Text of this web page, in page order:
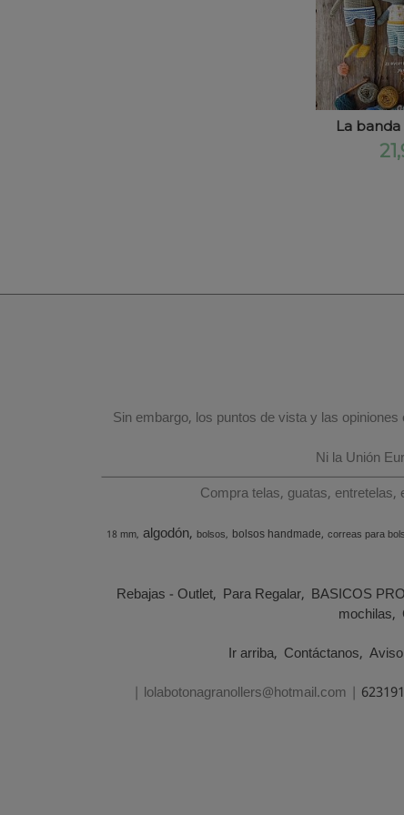
La
Sin embargo, los puntos de vista y las
Ni la Unión
Compra telas, guatas,
18 mm algodón bolsos bolsos handmade correas para
Rebajas - Outlet Para Regalar BASICOS
mochilas
Ir arriba Contáctanos
| lolabotonagranollers@hotmail.com |